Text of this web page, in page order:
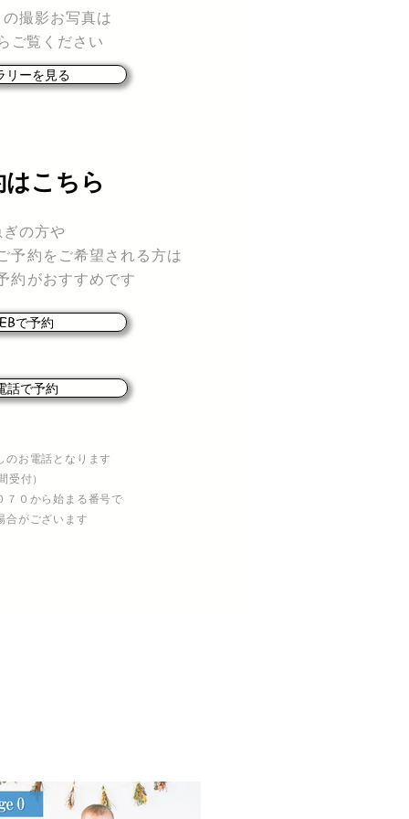
変更・キャンセル規定
撮影お写真は
ご覧ください
リーを見る
こちら
ぎの方や
予約をご希望される方は
約がおすすめです
で予約
話で予約
お電話となります
付）
０から始まる番号で
がございます